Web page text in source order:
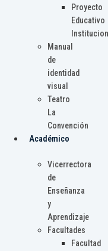
Proyecto
Educativo
Manual
de
identidad
visual
Teatro
La
Convención
Académico
Vicerrectora
de
Enseñanza
y
Aprendizaje
Facultades
Facultad